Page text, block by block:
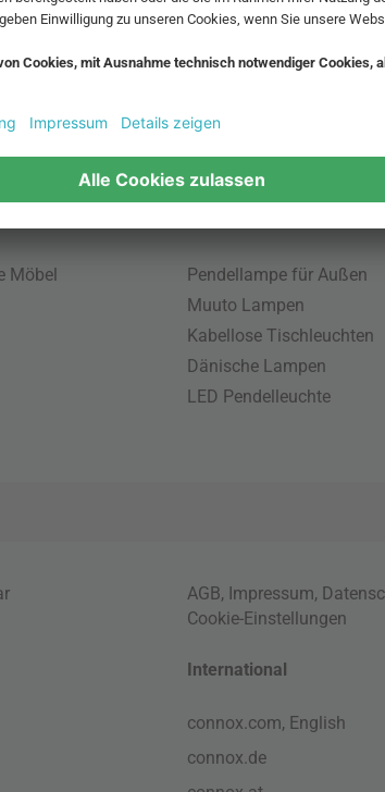
zzgl.Versandkosten.
Möbel
Pendellampe für Außen
Muuto Lampen
Kabellose Tischleuchten
Dänische Lampen
LED Pendelleuchte
AGB, Impressum,
Cookie-Einstellungen
International
connox.com, English
connox.de